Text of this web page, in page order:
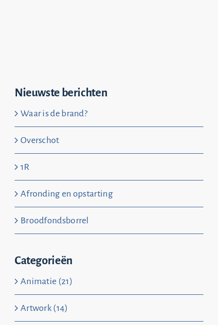
Nieuwste berichten
Waar is de brand?
Overschot
1R
Afronding en opstarting
Broodfondsborrel
Categorieën
Animatie (21)
Artwork (14)